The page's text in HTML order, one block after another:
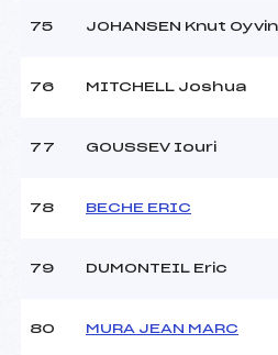
75 JOHANSEN Knut
76 MITCHELL Joshua
77 GOUSSEV Iouri
78 BECHE ERIC
79 DUMONTEIL Eric
80 MURA JEAN MARC